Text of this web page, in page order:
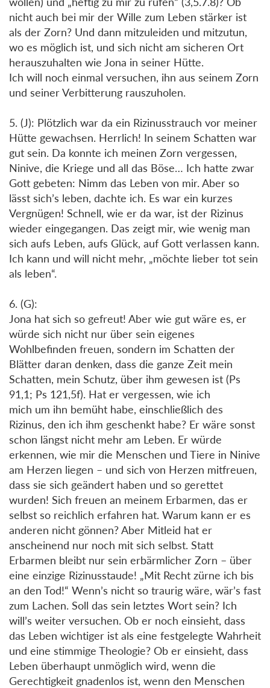
nicht auch bei mir der Wille zum Leben stärker ist
als der Zorn? Und dann mitzuleiden und mitzutun,
wo es möglich ist, und sich nicht am sicheren Ort
herauszuhalten wie Jona in seiner Hütte.
Ich will noch einmal versuchen, ihn aus seinem Zorn
und seiner Verbitterung rauszuholen.
5. (J): Plötzlich war da ein Rizinusstrauch vor meiner
Hütte gewachsen. Herrlich! In seinem Schatten war
gut sein. Da konnte ich meinen Zorn vergessen,
Ninive, die Kriege und all das Böse… Ich hatte zwar
Gott gebeten: Nimm das Leben von mir. Aber so
lässt sich’s leben, dachte ich. Es war ein kurzes
Vergnügen! Schnell, wie er da war, ist der Rizinus
wieder eingegangen. Das zeigt mir, wie wenig man
sich aufs Leben, aufs Glück, auf Gott verlassen kann.
Ich kann und will nicht mehr, „möchte lieber tot sein
als leben“.
6. (G):
Jona hat sich so gefreut! Aber wie gut wäre es, er
würde sich nicht nur über sein eigenes
Wohlbefinden freuen, sondern im Schatten der
Blätter daran denken, dass die ganze Zeit mein
Schatten, mein Schutz, über ihm gewesen ist (Ps
91,1; Ps 121,5f). Hat er vergessen, wie ich
mich um ihn bemüht habe, einschließlich des
Rizinus, den ich ihm geschenkt habe? Er wäre sonst
schon längst nicht mehr am Leben. Er würde
erkennen, wie mir die Menschen und Tiere in Ninive
am Herzen liegen – und sich von Herzen mitfreuen,
dass sie sich geändert haben und so gerettet
wurden! Sich freuen an meinem Erbarmen, das er
selbst so reichlich erfahren hat. Warum kann er es
anderen nicht gönnen? Aber Mitleid hat er
anscheinend nur noch mit sich selbst. Statt
Erbarmen bleibt nur sein erbärmlicher Zorn – über
eine einzige Rizinusstaude! „Mit Recht zürne ich bis
an den Tod!“ Wenn’s nicht so traurig wäre, wär’s fast
zum Lachen. Soll das sein letztes Wort sein? Ich
will’s weiter versuchen. Ob er noch einsieht, dass
das Leben wichtiger ist als eine festgelegte Wahrheit
und eine stimmige Theologie? Ob er einsieht, dass
Leben überhaupt unmöglich wird, wenn die
Gerechtigkeit gnadenlos ist, wenn den Menschen